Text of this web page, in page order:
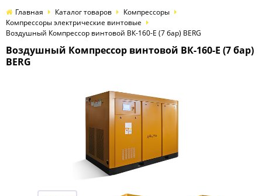
Главная Каталог товаров
Компрессоры
Компрессоры электрические винтовые
Воздушный Компрессор винтовой ВК-160-E (7 бар) BERG
Воздушный Компрессор винтовой ВК-160-E (7 бар)
BERG